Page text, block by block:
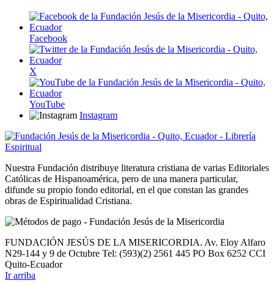
Facebook
X
YouTube
Instagram
Nuestra Fundación distribuye literatura cristiana de varias Editoriales
Católicas de Hispanoamérica, pero de una manera particular,
difunde su propio fondo editorial, en el que constan las grandes
obras de Espiritualidad Cristiana.
FUNDACIÓN JESÚS DE LA MISERICORDIA. Av. Eloy Alfaro
N29-144 y 9 de Octubre Tel: (593)(2) 2561 445 PO Box 6252 CCI
Quito-Ecuador
Ir arriba